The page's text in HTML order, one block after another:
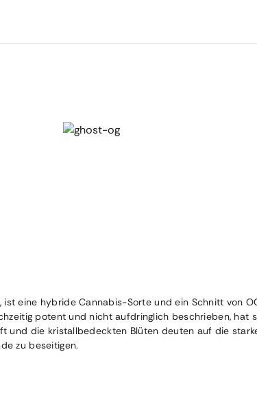
eine hybride Cannabis-Sorte und ein Schnitt von
potent und nicht aufdringlich beschrieben,
und die kristallbedeckten Blüten deuten auf die
zu beseitigen.